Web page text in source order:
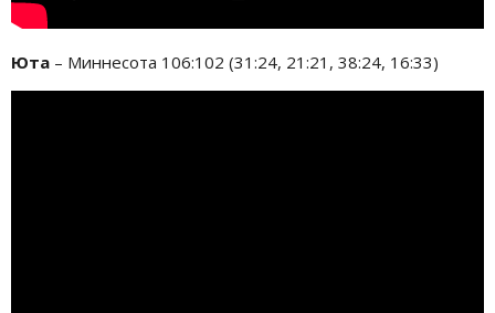
Юта – Миннесота 106:102 (31:24, 21:21, 38:24, 16:33)